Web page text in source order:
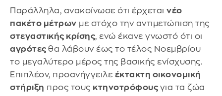
Παράλληλα, ανακοίνωσε ότι έρχεται νέο
πακέτο μέτρων με στόχο την αντιμετώπιση της
στεγαστικής κρίσης, ενώ έκανε γνωστό ότι οι
αγρότες θα λάβουν έως το τέλος Νοεμβρίου
το μεγαλύτερο μέρος της βασικής ενίσχυσης.
Επιπλέον, προανήγγειλε έκτακτη οικονομική
στήριξη προς τους κτηνοτρόφους για τα ζώα